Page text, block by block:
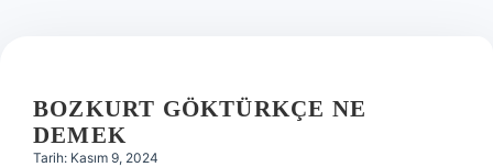
Hakkımızda
BOZKURT GÖKTÜRKÇE NE
DEMEK
Tarih: Kasım 9, 2024